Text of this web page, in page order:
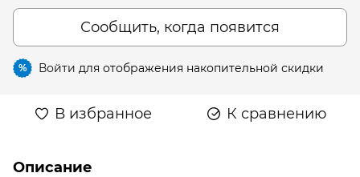
Сообщить, когда появится
% Войти для отображения накопительной скидки
В избранное К сравнению
Описание